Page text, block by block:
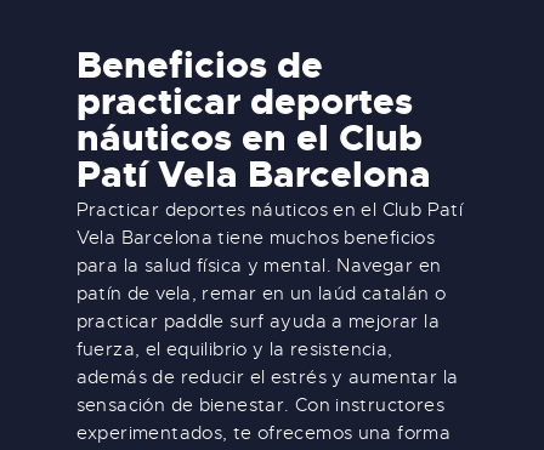
Beneficios de
practicar deportes
náuticos en el Club
Patí Vela Barcelona
Practicar deportes náuticos en el Club Patí
Vela Barcelona tiene muchos beneficios
para la salud física y mental. Navegar en
patín de vela, remar en un laúd catalán o
practicar paddle surf ayuda a mejorar la
fuerza, el equilibrio y la resistencia,
además de reducir el estrés y aumentar la
sensación de bienestar. Con instructores
experimentados, te ofrecemos una forma